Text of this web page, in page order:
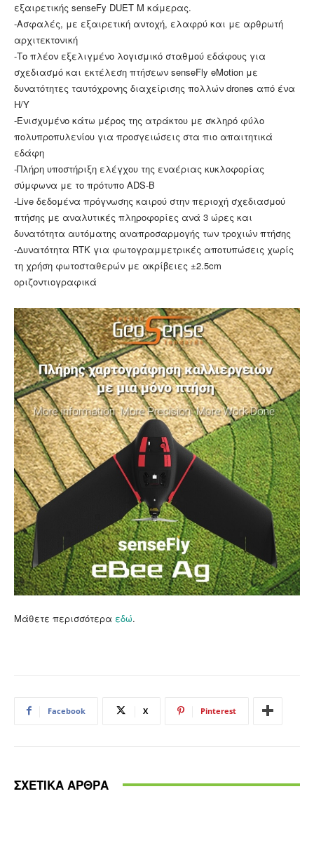
εξαιρετικής senseFy DUET M κάμερας.
-Ασφαλές, με εξαιρετική αντοχή, ελαφρύ και με αρθρωτή
αρχιτεκτονική
-Το πλέον εξελιγμένο λογισμικό σταθμού εδάφους για
σχεδιασμό και εκτέλεση πτήσεων senseFly eMotion με
δυνατότητες ταυτόχρονης διαχείρισης πολλών drones από ένα
Η/Υ
-Ενισχυμένο κάτω μέρος της ατράκτου με σκληρό φύλο
πολυπροπυλενίου για προσγειώσεις στα πιο απαιτητικά
εδάφη
-Πλήρη υποστήριξη ελέγχου της εναέριας κυκλοφορίας
σύμφωνα με το πρότυπο ADS-B
-Live δεδομένα πρόγνωσης καιρού στην περιοχή σχεδιασμού
πτήσης με αναλυτικές πληροφορίες ανά 3 ώρες και
δυνατότητα αυτόματης αναπροσαρμογής των τροχιών πτήσης
-Δυνατότητα RTK για φωτογραμμετρικές αποτυπώσεις χωρίς
τη χρήση φωτοσταθερών με ακρίβειες ±2.5cm
οριζοντιογραφικά
Μάθετε περισσότερα εδώ.
Facebook X Pinterest
ΣΧΕΤΙΚΑ ΑΡΘΡΑ